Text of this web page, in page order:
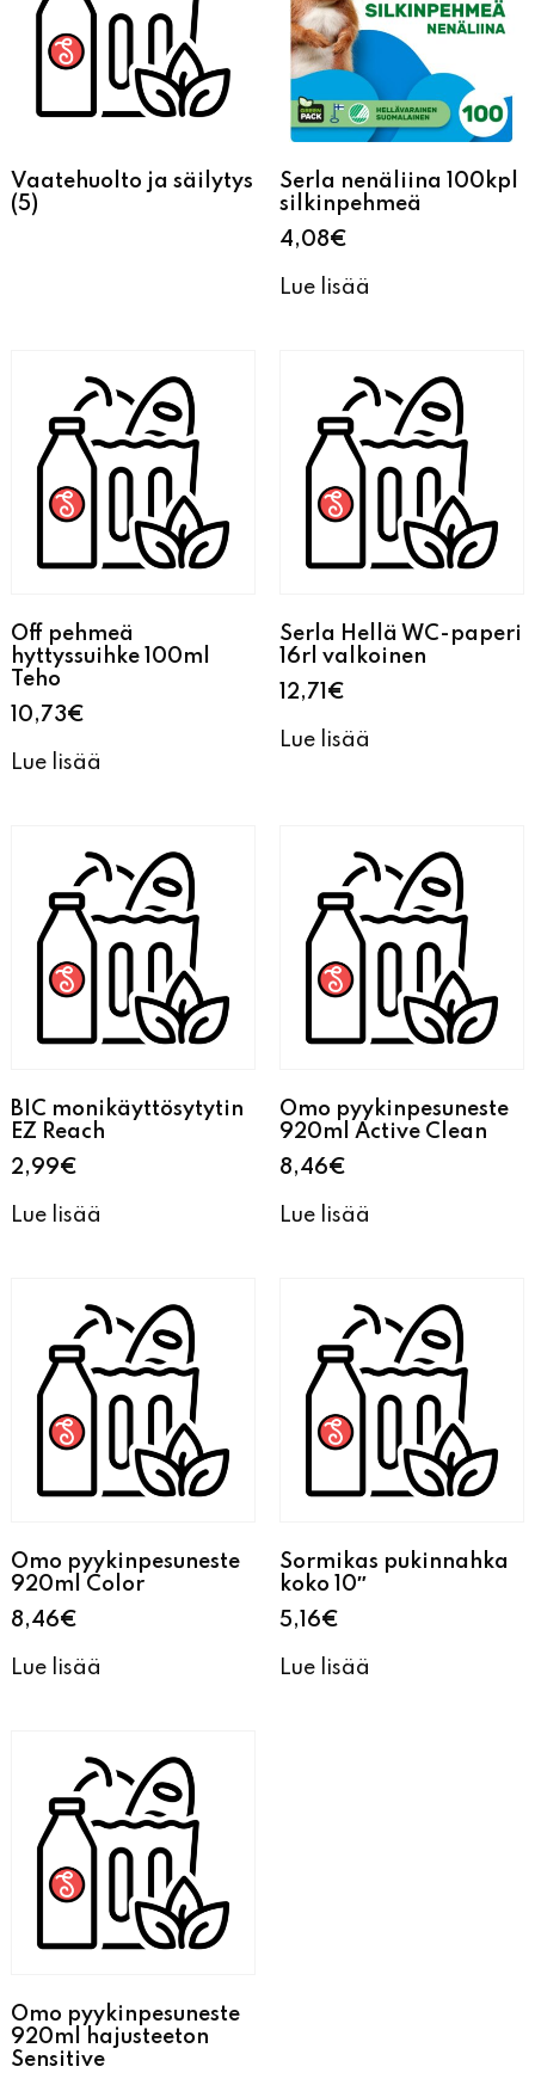
Vaatehuolto ja säilytys
(5)
Serla nenäliina 100kpl
silkinpehmeä
4,08€
Lue lisää
Off pehmeä
hyttyssuihke 100ml
Teho
10,73€
Lue lisää
Serla Hellä WC-paperi
16rl valkoinen
12,71 €
Lue lisää
BIC monikäyttösytytin
EZ Reach
2,99€
Lue lisää
Omo pyykinpesuneste
920ml Active Clean
8,46€
Lue lisää
Omo pyykinpesuneste
920ml Color
8,46€
Lue lisää
Sormikas pukinnahka
koko 10″
5,16€
Lue lisää
Omo pyykinpesuneste
920ml hajusteeton
Sensitive